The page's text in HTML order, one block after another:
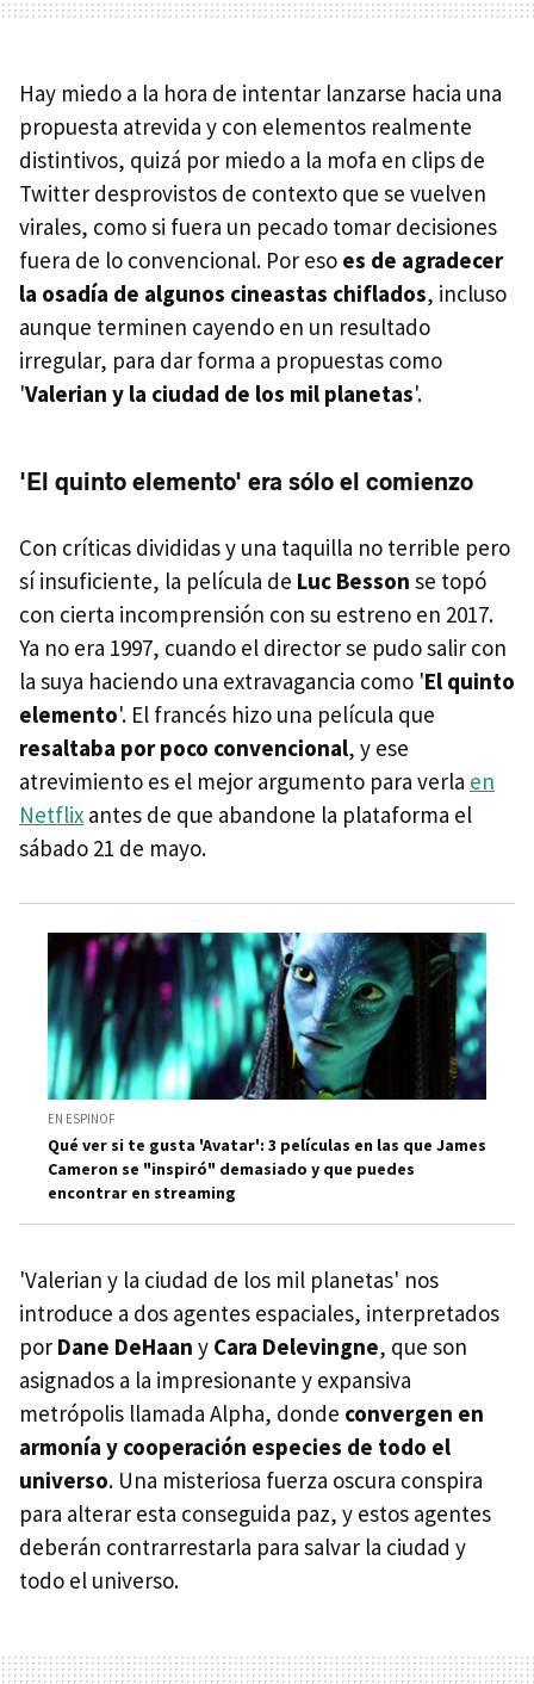
Hay miedo a la hora de intentar lanzarse hacia una
propuesta atrevida y con elementos realmente
distintivos, quizá por miedo a la mofa en clips de
Twitter desprovistos de contexto que se vuelven
virales, como si fuera un pecado tomar decisiones
fuera de lo convencional. Por eso es de agradecer
la osadía de algunos cineastas chiflados, incluso
aunque terminen cayendo en un resultado
irregular, para dar forma a propuestas como
'Valerian y la ciudad de los mil planetas'.
'El quinto elemento' era sólo el comienzo
Con críticas divididas y una taquilla no terrible pero
sí insuficiente, la película de Luc Besson se topó
con cierta incomprensión con su estreno en 2017.
Ya no era 1997, cuando el director se pudo salir con
la suya haciendo una extravagancia como 'El quinto
elemento'. El francés hizo una película que
resaltaba por poco convencional, y ese
atrevimiento es el mejor argumento para verla en
Netflix antes de que abandone la plataforma el
sábado 21 de mayo.
EN ESPINOF
Qué ver si te gusta 'Avatar': 3 películas en las que James
Cameron se "inspiró" demasiado y que puedes
encontrar en streaming
'Valerian y la ciudad de los mil planetas' nos
introduce a dos agentes espaciales, interpretados
por Dane DeHaan y Cara Delevingne, que son
asignados a la impresionante y expansiva
metrópolis llamada Alpha, donde convergen en
armonía y cooperación especies de todo el
universo. Una misteriosa fuerza oscura conspira
para alterar esta conseguida paz, y estos agentes
deberán contrarrestarla para salvar la ciudad y
todo el universo.